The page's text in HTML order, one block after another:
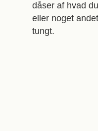
dåser af hvad
eller noget
tungt.